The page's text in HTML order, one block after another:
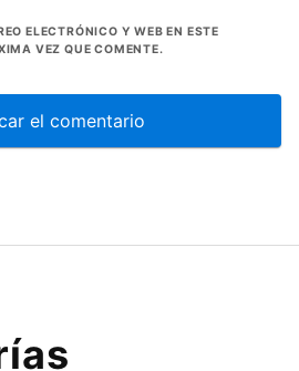
ELECTRÓNICO Y WEB EN ESTE
VEZ QUE COMENTE.